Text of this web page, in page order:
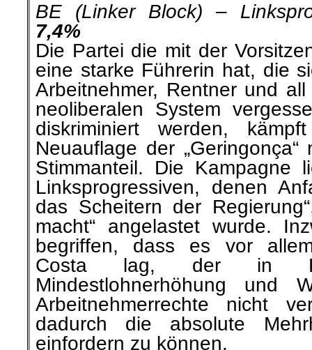
BE (Linker Block) –
7,4%
Die Partei die mit der
eine starke Führerin hat, die
Arbeitnehmer, Rentner und
neoliberalen System
diskriminiert werden,
Neuauflage der
Stimmanteil. Die Kampagne
Linksprogressiven, denen
das Scheitern der
macht“ angelastet wurde.
begriffen, dass es vor
Costa lag, der in
Mindestlohnerhöhung und
Arbeitnehmerrechte nicht
dadurch die absolute
einfordern zu können.